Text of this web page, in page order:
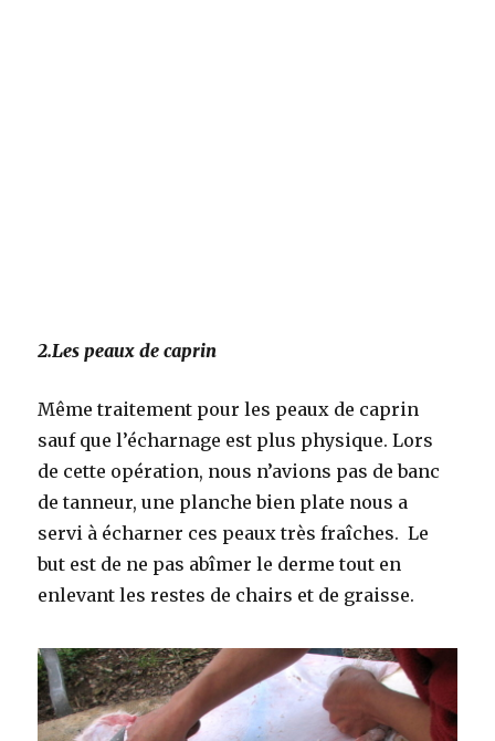
2.Les peaux de caprin
Même traitement pour les peaux de caprin
sauf que l’écharnage est plus physique. Lors
de cette opération, nous n’avions pas de banc
de tanneur, une planche bien plate nous a
servi à écharner ces peaux très fraîches. Le
but est de ne pas abîmer le derme tout en
enlevant les restes de chairs et de graisse.